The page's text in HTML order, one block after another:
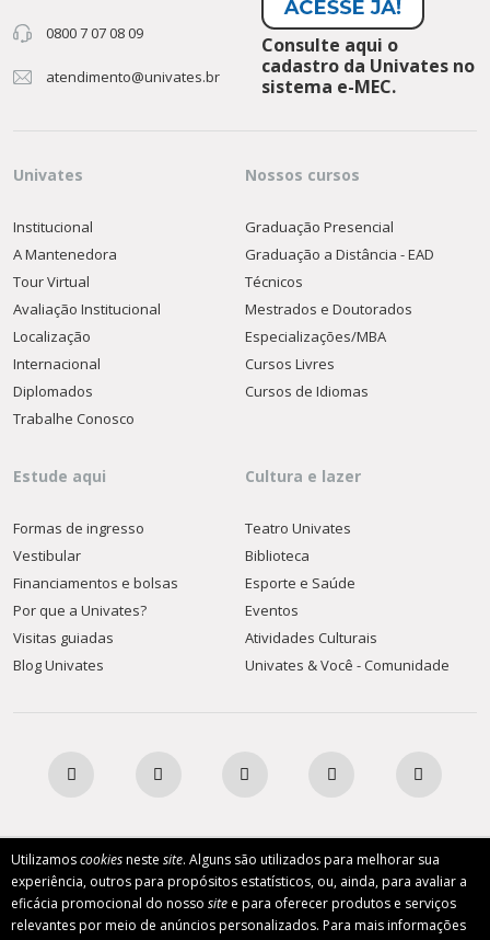
Utilizamoscookiesneste site. Alguns são utilizados para melhorar sua
experiência, outros para propósitos estatísticos, ou, ainda, para avaliar a
eficácia promocional do nosso site e para oferecer produtos e serviços
relevantes por meio de anúncios personalizados. Para mais informações
0800 7 07 08 09
atendimento@univates.br
Consulte aqui o
cadastro da Univates no
sistema e-MEC.
Univates
Institucional
A Mantenedora
Tour Virtual
Avaliação Institucional
Localização
Internacional
Diplomados
Trabalhe Conosco
Nossos cursos
Graduação Presencial
Graduação a Distância - EAD
Técnicos
Mestrados e Doutorados
Especializações/MBA
Cursos Livres
Cursos de Idiomas
Estude aqui
Formas de ingresso
Vestibular
Financiamentos e bolsas
Por que a Univates?
Visitas guiadas
Blog Univates
Cultura e lazer
Teatro Univates
Biblioteca
Esporte e Saúde
Eventos
Atividades Culturais
Univates & Você - Comunidade
AFILIADA:
Instituição de Ensino Superior Comunitária